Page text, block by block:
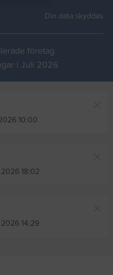
Din data skyddas
företag
i Juli 2026
10:00
18:02
14:29